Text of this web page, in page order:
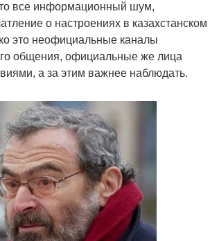
все информационный шум,
о настроениях в казахстанском
это неофициальные каналы
общения, официальные же лица
а за этим важнее наблюдать.